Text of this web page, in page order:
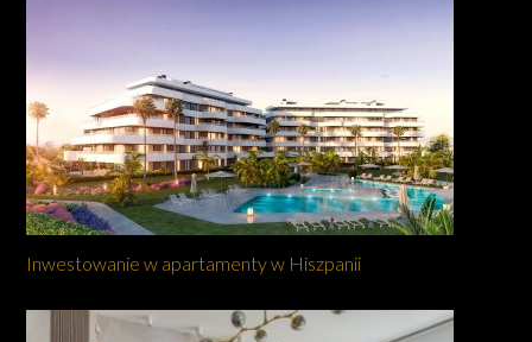
Inwestowanie w apartamenty w Hiszpanii